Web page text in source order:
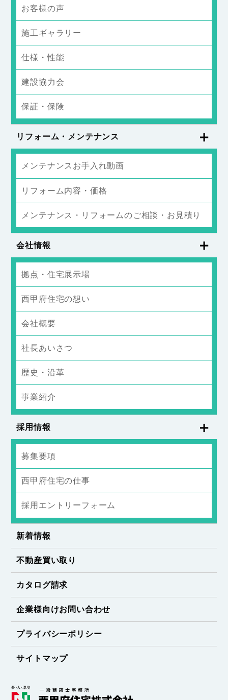
お客様の声
施工ギャラリー
仕様・性能
建設協力会
保証・保険
リフォーム・メンテナンス
メンテナンスお手入れ動画
リフォーム内容・価格
メンテナンス・リフォームのご相談・お見積り
会社情報
拠点・住宅展示場
西甲府住宅の想い
会社概要
社長あいさつ
歴史・沿革
事業紹介
採用情報
募集要項
西甲府住宅の仕事
採用エントリーフォーム
新着情報
不動産買い取り
カタログ請求
企業様向けお問い合わせ
プライバシーポリシー
サイトマップ